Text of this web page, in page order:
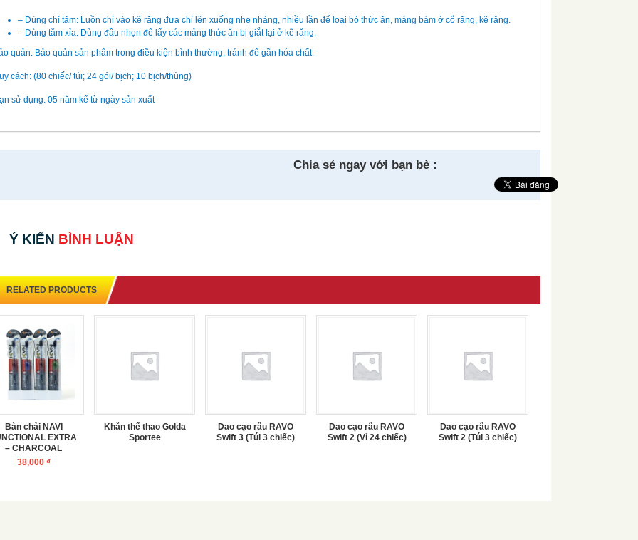
– Dùng chỉ tăm: Luồn chỉ vào kẽ răng đưa chỉ lên xuống nhẹ nhàng, nhiều lần để loại bỏ thức ăn, mảng bám ở cổ răng, kẽ răng.
– Dùng tăm xỉa: Dùng đầu nhọn để lấy các mảng thức ăn bị giắt lại ở kẽ răng.
quản: Bảo quản sản phẩm trong điều kiện bình thường, tránh để gần hóa chất.
cách: (80 chiếc/ túi; 24 gói/ bịch; 10 bịch/thùng)
sử dụng: 05 năm kể từ ngày sản xuất
Chia sẻ ngay với bạn bè :
Ý KIẾN BÌNH LUẬN
RELATED PRODUCTS
Bàn chải NAVI
EXTRA
– CHARCOAL
38,000 ₫
Khăn thể thao Golda
Sportee
Dao cạo râu RAVO
Swift 3 (Túi 3 chiếc)
Dao cạo râu RAVO
Swift 2 (Vỉ 24 chiếc)
Dao cạo râu RAVO
Swift 2 (Túi 3 chiếc)